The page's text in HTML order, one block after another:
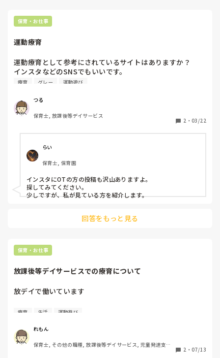
あとは、聴覚障害の程度にもよりますが、軽度なお子さんです
と、早期から口の動きや表情でコミュニケーションをとる訓練
マスクを外し、口の動きが分かりやすいよう、ゆっくりと話す
また、補聴器などをつけている子どももいらっしゃるかと思い
ます。補聴器は、ザワザワとした環境の中では特定の音を聞き
取ることができません。なので、補聴器をつけてるから聞こえ
ているだろうという安易な過信をしないように心がけてまし
保育・お仕事
運動療育
運動療育として参考にされているサイトはありますか？
インスタなどのSNSでもいいです。
教えてください！
療育 グレー 運動遊び
つる
保育士, 放課後等デイサービス
2 ・ 03/22
らい
保育士, 保育園
インスタにOTの方の投稿も沢山ありますよ。
探してみてください。
少しですが、私が見ている方を紹介します。
回答をもっと見る
保育・お仕事
放課後等デイサービスでの療育について
放デイで働いています
正直飽き飽きしています。
考えるところはそこも大事かもしれないけれど
療育 生活 運動遊び
れもん
保育士, その他の職種, 放課後等デイサービス, 児童発達支援
2 ・ 07/13